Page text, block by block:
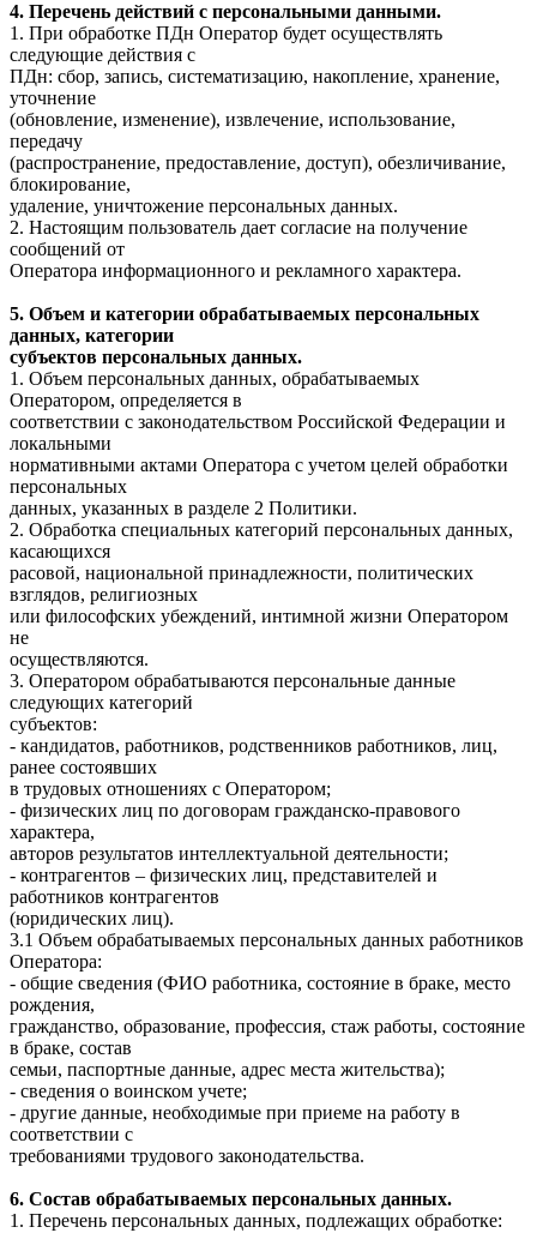
4. Перечень действий с персональными данными.
1. При обработке ПДн Оператор будет осуществлять
следующие действия с
ПДн: сбор, запись, систематизацию, накопление, хранение,
уточнение
(обновление, изменение), извлечение, использование,
передачу
(распространение, предоставление, доступ), обезличивание,
блокирование,
удаление, уничтожение персональных данных.
2. Настоящим пользователь дает согласие на получение
сообщений от
Оператора информационного и рекламного характера.
5. Объем и категории обрабатываемых персональных
данных, категории
субъектов персональных данных.
1. Объем персональных данных, обрабатываемых
Оператором, определяется в
соответствии с законодательством Российской Федерации и
локальными
нормативными актами Оператора с учетом целей обработки
персональных
данных, указанных в разделе 2 Политики.
2. Обработка специальных категорий персональных данных,
касающихся
расовой, национальной принадлежности, политических
взглядов, религиозных
или философских убеждений, интимной жизни Оператором
не
осуществляются.
3. Оператором обрабатываются персональные данные
следующих категорий
субъектов:
- кандидатов, работников, родственников работников, лиц,
ранее состоявших
в трудовых отношениях с Оператором;
- физических лиц по договорам гражданско-правового
характера,
авторов результатов интеллектуальной деятельности;
- контрагентов – физических лиц, представителей и
работников контрагентов
(юридических лиц).
3.1 Объем обрабатываемых персональных данных работников
Оператора:
- общие сведения (ФИО работника, состояние в браке, место
рождения,
гражданство, образование, профессия, стаж работы, состояние
в браке, состав
семьи, паспортные данные, адрес места жительства);
- сведения о воинском учете;
- другие данные, необходимые при приеме на работу в
соответствии с
требованиями трудового законодательства.
6. Состав обрабатываемых персональных данных.
1. Перечень персональных данных, подлежащих обработке: